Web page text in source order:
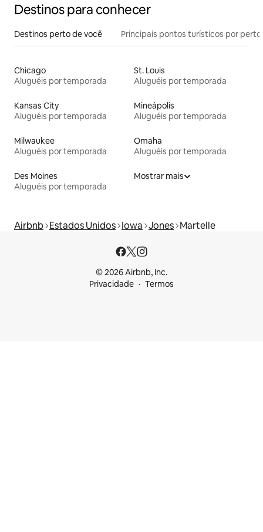
Destinos para conhecer
Destinos perto de você Principais pontos turísticos por perto
Chicago
Aluguéis por temporada
St. Louis
Aluguéis por temporada
Kansas City
Aluguéis por temporada
Mineápolis
Aluguéis por temporada
Milwaukee
Aluguéis por temporada
Omaha
Aluguéis por temporada
Des Moines
Aluguéis por temporada
Mostrar mais
Airbnb Estados Unidos Iowa Jones Martelle
© 2026 Airbnb, Inc.
Privacidade
Termos